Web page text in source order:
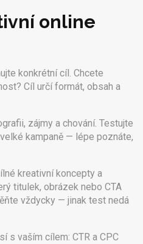
online
konkrétní cíl. Chcete
Cíl určí formát, obsah a
zájmy a chování. Testujte
kampaně — lépe poznáte,
kreativní koncepty a
titulek, obrázek nebo CTA
vždycky — jinak test nedá
s vaším cílem: CTR a CPC